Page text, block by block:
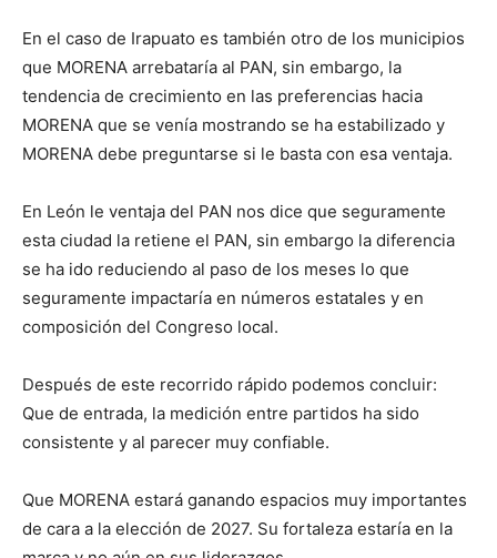
En el caso de Irapuato es también otro de los municipios
que MORENA arrebataría al PAN, sin embargo, la
tendencia de crecimiento en las preferencias hacia
MORENA que se venía mostrando se ha estabilizado y
MORENA debe preguntarse si le basta con esa ventaja.
En León le ventaja del PAN nos dice que seguramente
esta ciudad la retiene el PAN, sin embargo la diferencia
se ha ido reduciendo al paso de los meses lo que
seguramente impactaría en números estatales y en
composición del Congreso local.
Después de este recorrido rápido podemos concluir:
Que de entrada, la medición entre partidos ha sido
consistente y al parecer muy confiable.
Que MORENA estará ganando espacios muy importantes
de cara a la elección de 2027. Su fortaleza estaría en la